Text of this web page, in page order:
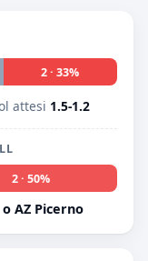
2 · 33%
attesi 1.5-1.2
2 · 50%
AZ Picerno